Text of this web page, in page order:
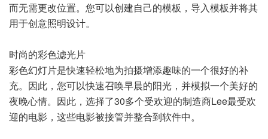
而无需更改位置。您可以创建自己的模板，导入模板并将其
用于创意照明设计。
时尚的彩色滤光片
彩色幻灯片是快速轻松地为拍摄增添趣味的一个很好的补
充。因此，您可以快速召唤早晨的阳光，并模拟一个美好的
夜晚心情。因此，选择了30多个受欢迎的制造商Lee最受欢
迎的电影，这些电影被接管并整合到软件中。